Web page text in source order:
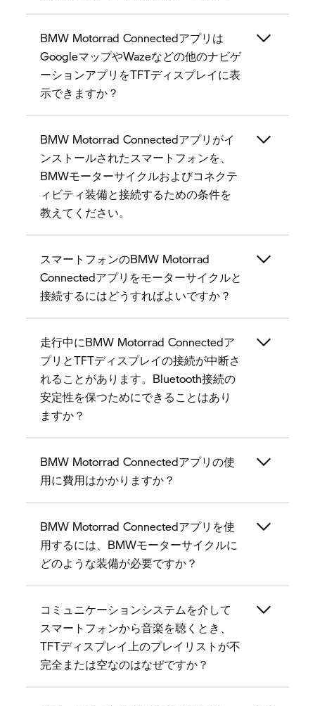
BMW Motorrad Connectedアプリは
GoogleマップやWazeなどの他のナビゲ
ーションアプリをTFTディスプレイに表
示できますか？
BMW Motorrad Connectedアプリがイ
ンストールされたスマートフォンを、
BMWモーターサイクルおよびコネクテ
ィビティ装備と接続するための条件を
教えてください。
スマートフォンのBMW Motorrad
Connectedアプリをモーターサイクルと
接続するにはどうすればよいですか？
走行中にBMW Motorrad Connectedア
プリとTFTディスプレイの接続が中断さ
れることがあります。Bluetooth接続の
安定性を保つためにできることはあり
ますか？
BMW Motorrad Connectedアプリの使
用に費用はかかりますか？
BMW Motorrad Connectedアプリを使
用するには、BMWモーターサイクルに
どのような装備が必要ですか？
コミュニケーションシステムを介して
スマートフォンから音楽を聴くとき、
TFTディスプレイ上のプレイリストが不
完全または空なのはなぜですか？